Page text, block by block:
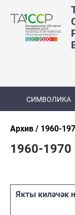
СИМВОЛИКА
Архив 1960-
1960-
Якты киләчәк